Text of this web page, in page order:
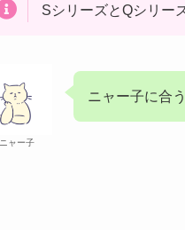
SシリーズとQシリー
ニャー子
ニャー子に合